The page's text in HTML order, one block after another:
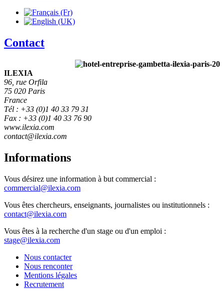
Contact
ILEXIA
96, rue Orfila
75 020 Paris
France
Tél : +33 (0)1 40 33 79 31
Fax : +33 (0)1 40 33 76 90
www.ilexia.com
contact@ilexia.com
Informations
Vous désirez une information à but commercial :
commercial@ilexia.com
Vous êtes chercheurs, enseignants, journalistes ou institutionnels :
contact@ilexia.com
Vous êtes à la recherche d'un stage ou d'un emploi :
stage@ilexia.com
Nous contacter
Nous renconter
Mentions légales
Recrutement